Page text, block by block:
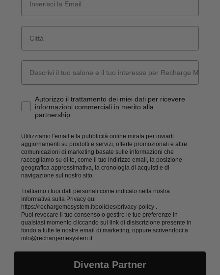
Descrivi il tuo salone e il tuo interesse per Recharge Me
How would you like to hear from us?
Autorizzo il trattamento dei miei dati per ricevere
informazioni commerciali in merito alla
partnership.
Utilizziamo l'email e la pubblicità online mirata per inviarti
aggiornamenti su prodotti e servizi, offerte promozionali e altre
comunicazioni di marketing basate sulle informazioni che
raccogliamo su di te, come il tuo indirizzo email, la posizione
geografica approssimativa, la cronologia di acquisti e di
navigazione sul nostro sito.
Trattiamo i tuoi dati personali come indicato nella nostra
Informativa sulla Privacy qui
https://rechargemesystem.it/policies/privacy-policy .
Puoi revocare il tuo consenso o gestire le tue preferenze in
qualsiasi momento cliccando sul link di disiscrizione presente in
fondo a tutte le nostre email di marketing, oppure scrivendoci a
info@rechargemesystem.it
Diventa Partner